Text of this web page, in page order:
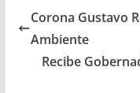
Corona Gustavo
Ambiente
Recibe